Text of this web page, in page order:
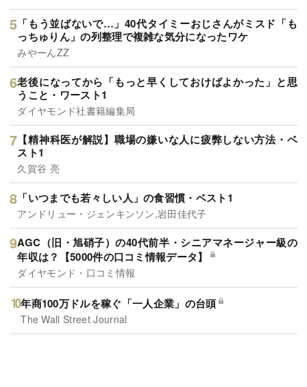
「もう並ばないで…」40代タイミーおじさんがミスド「も
っちゅりん」の列整理で複雑な気分になったワケ
みやーんZZ
老後になってから「もっと早くしておけばよかった」と思
うこと・ワースト1
ダイヤモンド社書籍編集局
【精神科医が解説】職場の嫌いな人に疲弊しない方法・ベ
スト1
久賀谷 亮
「いつまでも若々しい人」の食習慣・ベスト1
アンドリュー・ジェンキンソン,岩田佳代子
AGC（旧・旭硝子）の40代前半・シニアマネージャー級の
年収は？【5000件の口コミ情報データ】
ダイヤモンド・口コミ情報
年商100万ドルを稼ぐ「一人企業」の台頭
The Wall Street Journal